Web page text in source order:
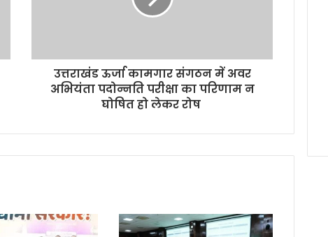
उत्तराखंड ऊर्जा कामगार संगठन में अवर
अभियंता पदोन्नति परीक्षा का परिणाम न
घोषित हो लेकर रोष